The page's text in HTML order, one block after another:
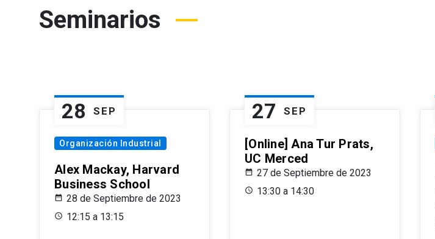
Seminarios
28 SEP
Organización Industrial
Alex Mackay, Harvard
Business School
28 de Septiembre de 2023
12:15 a 13:15
27 SEP
[Online] Ana Tur Prats,
UC Merced
27 de Septiembre de 2023
13:30 a 14:30